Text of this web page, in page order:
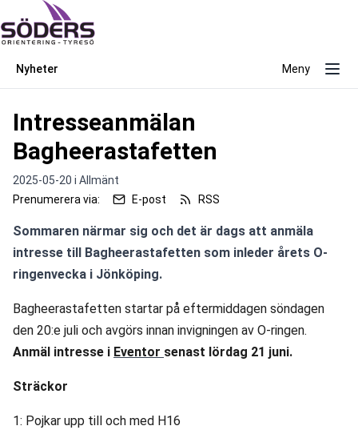
Nyheter Meny
Intresseanmälan
Bagheerastafetten
2025-05-20 i Allmänt
Prenumerera via:
E-post RSS
Sommaren närmar sig och det är dags att anmäla
intresse till Bagheerastafetten som inleder årets O-
ringenvecka i Jönköping.
Bagheerastafetten startar på eftermiddagen söndagen
Anmäl intresse i Eventor senast lördag 21 juni.
Sträckor
1: Pojkar upp till och med H16